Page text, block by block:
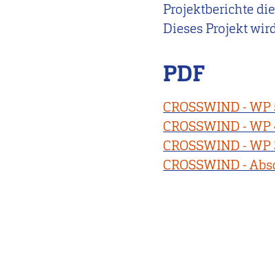
Projektberichte
Dieses Projekt
PDF
CROSSWIND -
CROSSWIND -
CROSSWIND -
CROSSWIND -